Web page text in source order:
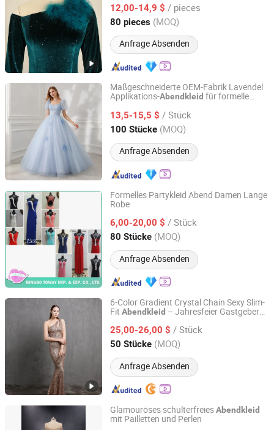
12,00-14,9 $ / pieces
80 pieces (MOQ)
Anfrage Absenden
Guangdong, China Seit 2022
Maßgeschneiderte OEM-Fabrik Lavendel
Applikations-Abendkleid für formelle
13,5-15,5 $ / Stück
100 Stücke (MOQ)
Anfrage Absenden
Shanghai Hubei Apparel Co., Ltd
Shanghai, China Seit 2024
Formelles Partykleid Abend Damen Lange
Robe
6,00-20,00 $ / Stück
80 Stücke (MOQ)
Anfrage Absenden
NINGBO FANST IMP.&EXP. CO., LTD.
Zhejiang, China Seit 2010
6-Color Gradient Crystal Chain Sexy Slim-
Fit Abendkleid – Jahresfeier Gastgeber
25,00-26,00 $ / Stück
50 Stücke (MOQ)
Anfrage Absenden
Guangzhou Panyu district south village Jinluoxuan
clothing factory
Guangdong, China Seit 2025
Glamouröses schulterfreiesAbendkleid
mit Pailletten und Perlen
One More Couture Apparel Designing Co., Ltd.